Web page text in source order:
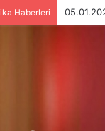
Haberleri